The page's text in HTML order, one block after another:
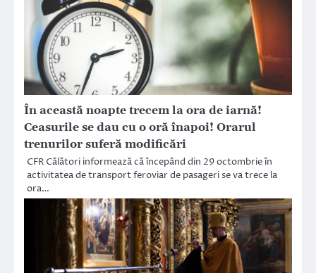
În această noapte trecem la ora de iarnă!
Ceasurile se dau cu o oră înapoi! Orarul
trenurilor suferă modificări
CFR Călători informează că începând din 29 octombrie în
activitatea de transport feroviar de pasageri se va trece la
ora…